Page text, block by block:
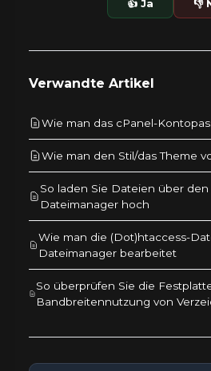
👍 Ja 👎
Verwandte Artikel
Wie man das cPanel-
Wie man den Stil/das Theme
So laden Sie Dateien über
Dateimanager hoch
Wie man die (Dot)htaccess-
Dateimanager bearbeitet
So überprüfen Sie die
Bandbreitennutzung von